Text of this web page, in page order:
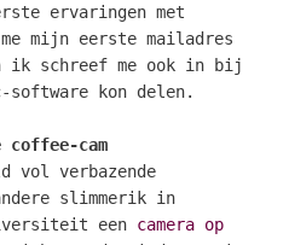
ervaringen met
mijn eerste mailadres
ik schreef me ook in bij
software kon delen.
cam
vol verbazende
slimmerik in
een camera op